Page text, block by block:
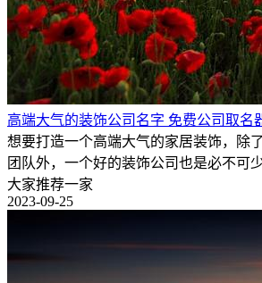
高端大气的装饰公司名字 免费公司取名
想要打造一个高端大气的家居装饰，除
团队外，一个好的装饰公司也是必不可
大家推荐一家
2023-09-25